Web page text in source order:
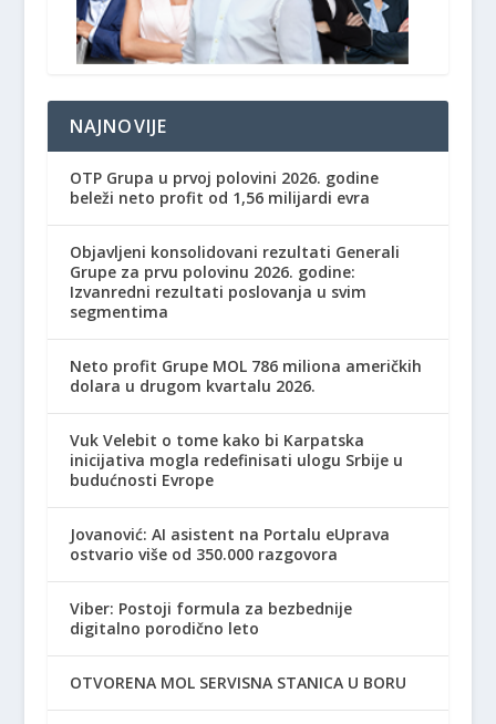
NAJNOVIJE
OTP Grupa u prvoj polovini 2026. godine
beleži neto profit od 1,56 milijardi evra
Objavljeni konsolidovani rezultati Generali
Grupe za prvu polovinu 2026. godine:
Izvanredni rezultati poslovanja u svim
segmentima
Neto profit Grupe MOL 786 miliona američkih
dolara u drugom kvartalu 2026.
Vuk Velebit o tome kako bi Karpatska
inicijativa mogla redefinisati ulogu Srbije u
budućnosti Evrope
Jovanović: AI asistent na Portalu eUprava
ostvario više od 350.000 razgovora
Viber: Postoji formula za bezbednije
digitalno porodično leto
OTVORENA MOL SERVISNA STANICA U BORU